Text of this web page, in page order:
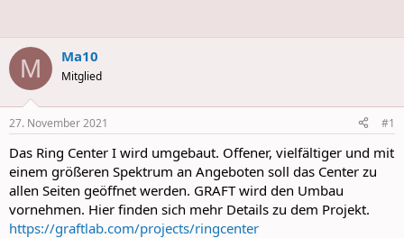
M Ma10
Mitglied
27. November 2021 #1
Das Ring Center I wird umgebaut. Offener, vielfältiger und mit
einem größeren Spektrum an Angeboten soll das Center zu
allen Seiten geöffnet werden. GRAFT wird den Umbau
vornehmen. Hier finden sich mehr Details zu dem Projekt.
https://graftlab.com/projects/ringcenter